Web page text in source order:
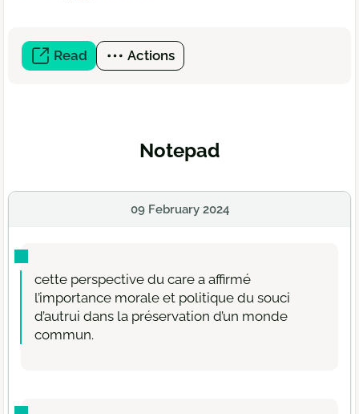
Read (open
a
Actions
Notepad
09 February 2024
cette perspective du care a affirmé
l’importance morale et politique du souci
d’autrui dans la préservation d’un monde
commun.